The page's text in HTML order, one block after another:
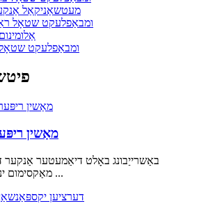
מעטשאַניקאַל
ומבאַפלעקט שטאָל
ומבאַפלעקט
מאַשין
באַשרייַבונג באָלט דיאַמעטער
מאַקסימום ינסטאַלירונג ...